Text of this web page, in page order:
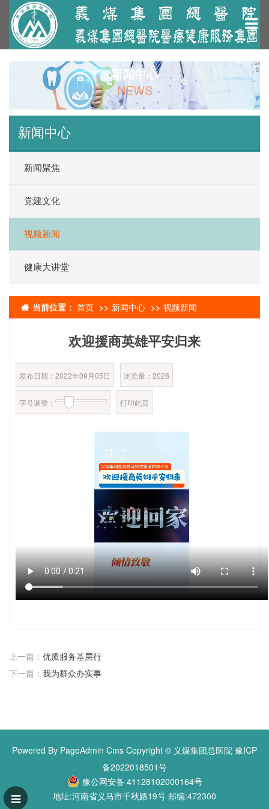
新闻中心
NEWS
新闻中心
新闻聚焦
党建文化
视频新闻
健康大讲堂
当前位置： 首页 新闻中心 视频新闻
欢迎援商英雄平安归来
发布日期：2022年09月05日 浏览量： 2028
字号调整： 打印此页
上一篇： 优质服务基层行
下一篇： 我为群众办实事
Powered By PageAdmin Cms Copyright © 义煤集团总医院 豫ICP
备2022018501号
豫公网安备 41128102000164号
地址:河南省义马市千秋路19号 邮编:472300